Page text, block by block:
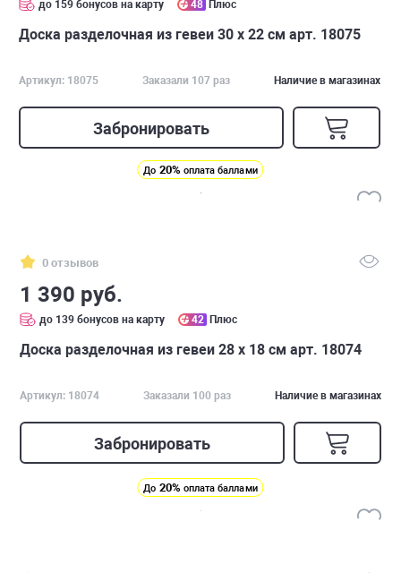
до 159 бонусов на карту 48 Плюс
Доска разделочная из гевеи 30 х 22 см арт. 18075
Артикул: 18075 Заказали 107 раз Наличие в магазинах
Забронировать
До 20% оплата баллами
0 отзывов
1 390 руб.
до 139 бонусов на карту 42 Плюс
Доска разделочная из гевеи 28 х 18 см арт. 18074
Артикул: 18074 Заказали 100 раз Наличие в магазинах
Забронировать
До 20% оплата баллами